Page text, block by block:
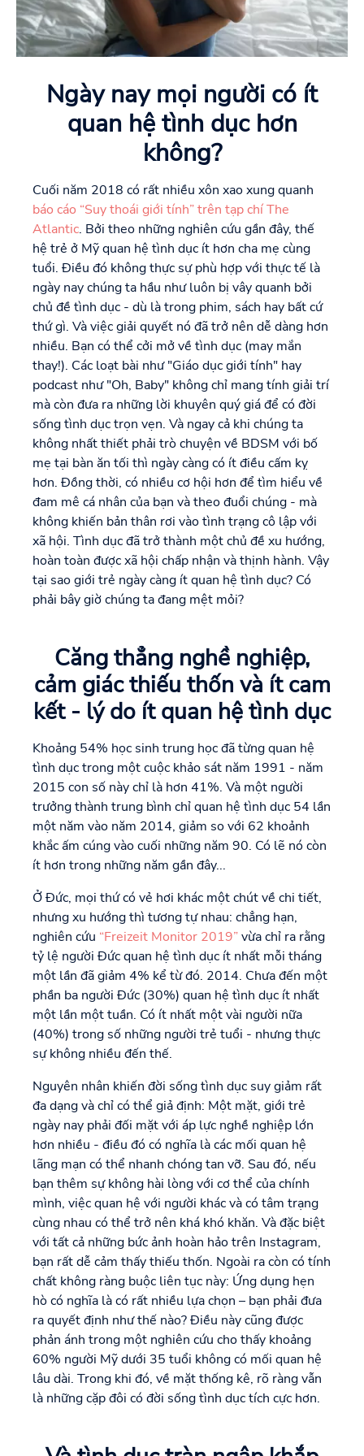
Ngày nay mọi người có ít
quan hệ tình dục hơn
không?
Cuối năm 2018 có rất nhiều xôn xao xung quanh
báo cáo “Suy thoái giới tính” trên tạp chí The
Atlantic. Bởi theo những nghiên cứu gần đây, thế
hệ trẻ ở Mỹ quan hệ tình dục ít hơn cha mẹ cùng
tuổi. Điều đó không thực sự phù hợp với thực tế là
ngày nay chúng ta hầu như luôn bị vây quanh bởi
chủ đề tình dục - dù là trong phim, sách hay bất cứ
thứ gì. Và việc giải quyết nó đã trở nên dễ dàng hơn
nhiều. Bạn có thể cởi mở về tình dục (may mắn
thay!). Các loạt bài như "Giáo dục giới tính" hay
podcast như "Oh, Baby" không chỉ mang tính giải trí
mà còn đưa ra những lời khuyên quý giá để có đời
sống tình dục trọn vẹn. Và ngay cả khi chúng ta
không nhất thiết phải trò chuyện về BDSM với bố
mẹ tại bàn ăn tối thì ngày càng có ít điều cấm kỵ
hơn. Đồng thời, có nhiều cơ hội hơn để tìm hiểu về
đam mê cá nhân của bạn và theo đuổi chúng - mà
không khiến bản thân rơi vào tình trạng cô lập với
xã hội. Tình dục đã trở thành một chủ đề xu hướng,
hoàn toàn được xã hội chấp nhận và thịnh hành. Vậy
tại sao giới trẻ ngày càng ít quan hệ tình dục? Có
phải bây giờ chúng ta đang mệt mỏi?
Căng thẳng nghề nghiệp,
cảm giác thiếu thốn và ít cam
kết - lý do ít quan hệ tình dục
Khoảng 54% học sinh trung học đã từng quan hệ
tình dục trong một cuộc khảo sát năm 1991 - năm
2015 con số này chỉ là hơn 41%. Và một người
trưởng thành trung bình chỉ quan hệ tình dục 54 lần
một năm vào năm 2014, giảm so với 62 khoảnh
khắc ấm cúng vào cuối những năm 90. Có lẽ nó còn
ít hơn trong những năm gần đây...
Ở Đức, mọi thứ có vẻ hơi khác một chút về chi tiết,
nhưng xu hướng thì tương tự nhau: chẳng hạn,
nghiên cứu “Freizeit Monitor 2019”vừa chỉ ra rằng
tỷ lệ người Đức quan hệ tình dục ít nhất mỗi tháng
một lần đã giảm 4% kể từ đó. 2014. Chưa đến một
phần ba người Đức (30%) quan hệ tình dục ít nhất
một lần một tuần. Có ít nhất một vài người nữa
(40%) trong số những người trẻ tuổi - nhưng thực
sự không nhiều đến thế.
Nguyên nhân khiến đời sống tình dục suy giảm rất
đa dạng và chỉ có thể giả định: Một mặt, giới trẻ
ngày nay phải đối mặt với áp lực nghề nghiệp lớn
hơn nhiều - điều đó có nghĩa là các mối quan hệ
lãng mạn có thể nhanh chóng tan vỡ. Sau đó, nếu
bạn thêm sự không hài lòng với cơ thể của chính
mình, việc quan hệ với người khác và có tâm trạng
cùng nhau có thể trở nên khá khó khăn. Và đặc biệt
với tất cả những bức ảnh hoàn hảo trên Instagram,
bạn rất dễ cảm thấy thiếu thốn. Ngoài ra còn có tính
chất không ràng buộc liên tục này: Ứng dụng hẹn
hò có nghĩa là có rất nhiều lựa chọn – bạn phải đưa
ra quyết định như thế nào? Điều này cũng được
phản ánh trong một nghiên cứu cho thấy khoảng
60% người Mỹ dưới 35 tuổi không có mối quan hệ
lâu dài. Trong khi đó, về mặt thống kê, rõ ràng vẫn
là những cặp đôi có đời sống tình dục tích cực hơn.